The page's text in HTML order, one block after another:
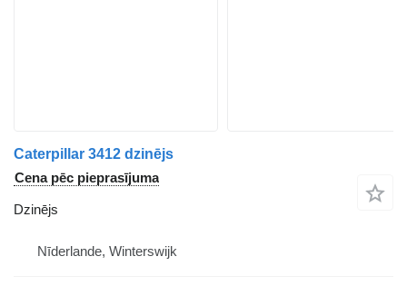
Caterpillar 3412 dzinējs
Cena pēc pieprasījuma
Dzinējs
Nīderlande, Winterswijk